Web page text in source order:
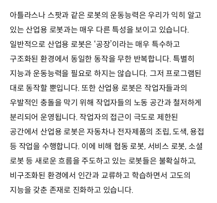
아틀라스나 스팟과 같은 로봇의 운동능력은 우리가 익히 알고
있는 산업용 로봇과는 매우 다른 특성을 보이고 있습니다.
일반적으로 산업용 로봇은 ‘공장’이라는 매우 특수하고
구조화된 환경에서 동일한 동작을 무한 반복합니다. 특별히
지능과 운동능력을 필요로 하지는 않습니다. 그저 프로그램된
대로 동작할 뿐입니다. 또한 산업용 로봇은 작업자들과의
우발적인 충돌을 막기 위해 작업자들의 노동 공간과 철저하게
분리되어 운영됩니다. 작업자의 접근이 극도로 제한된
공간에서 산업용 로봇은 자동차나 전자제품의 조립, 도색, 용접
등 작업을 수행합니다. 이에 비해 협동 로봇, 서비스 로봇, 소셜
로봇 등 새로운 흐름을 주도하고 있는 로봇들은 불확실하고,
비구조화된 환경에서 인간과 교류하고 학습하면서 고도의
지능을 갖춘 존재로 진화하고 있습니다.